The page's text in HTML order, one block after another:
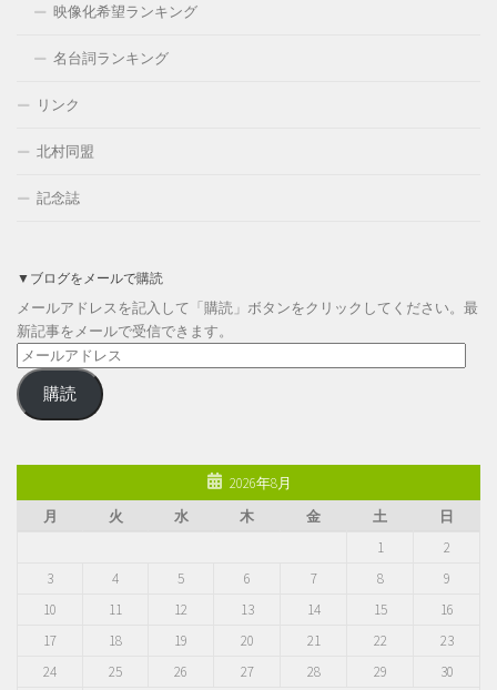
映像化希望ランキング
名台詞ランキング
リンク
北村同盟
記念誌
▼ブログをメールで購読
メールアドレスを記入して「購読」ボタンをクリックしてください。最
新記事をメールで受信できます。
メ
ー
ル
ア
レ
購読
2026年8月
月
火 水 木 金 土
日
1
2
3
4 5 6 7 8
9
10
11 12 13 14 15
16
17
18 19 20 21 22
23
24
25 26 27 28 29
30